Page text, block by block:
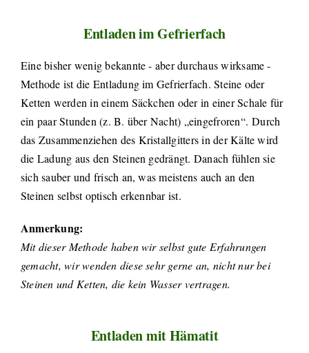
Entladen im Gefrierfach
Eine bisher wenig bekannte - aber durchaus wirksame -
Methode ist die Entladung im Gefrierfach. Steine oder
Ketten werden in einem Säckchen oder in einer Schale für
ein paar Stunden (z. B. über Nacht) „eingefroren“. Durch
das Zusammenziehen des Kristallgitters in der Kälte wird
die Ladung aus den Steinen gedrängt. Danach fühlen sie
sich sauber und frisch an, was meistens auch an den
Steinen selbst optisch erkennbar ist.
Anmerkung:
Mit dieser Methode haben wir selbst gute Erfahrungen
gemacht, wir wenden diese sehr gerne an, nicht nur bei
Steinen und Ketten, die kein Wasser vertragen.
Entladen mit Hämatit